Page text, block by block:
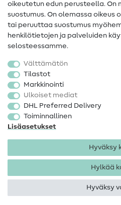
FAQ
Peruutusoikeus
Suosittu
Kankaat
Ompelutarvikkeet
Ale
oikeutetun edun perusteella.
suostumus. On olemassa
tai peruuttaa suostumus
henkilötietojen ja palveluiden
selosteessamme.
Välttämätön
Tilastot
Markkinointi
Ulkoiset mediat
DHL Preferred Delivery
Toiminnallinen
Lisäasetukset
Hyväksy
Hylkää
Hyväksy
Tietosuoja
Peruutusoikeus
Tekijänoikeus 2026 SewIY GmbH